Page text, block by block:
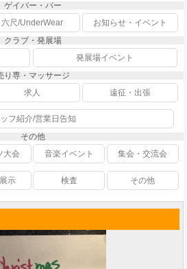
ゲイバー・バー
六尺/UnderWear
お知らせ・イベント
クラブ・発展場
発展場イベント
り専・マッサージ
求人 遠征・出張
フ紹介/営業日告知
その他
大会 音楽イベント 集会・交流会
示 検査 その他